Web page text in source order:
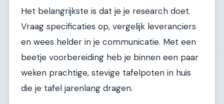
Het belangrijkste is dat je je research doet.
Vraag specificaties op, vergelijk leveranciers
en wees helder in je communicatie. Met een
beetje voorbereiding heb je binnen een paar
weken prachtige, stevige tafelpoten in huis
die je tafel jarenlang dragen.